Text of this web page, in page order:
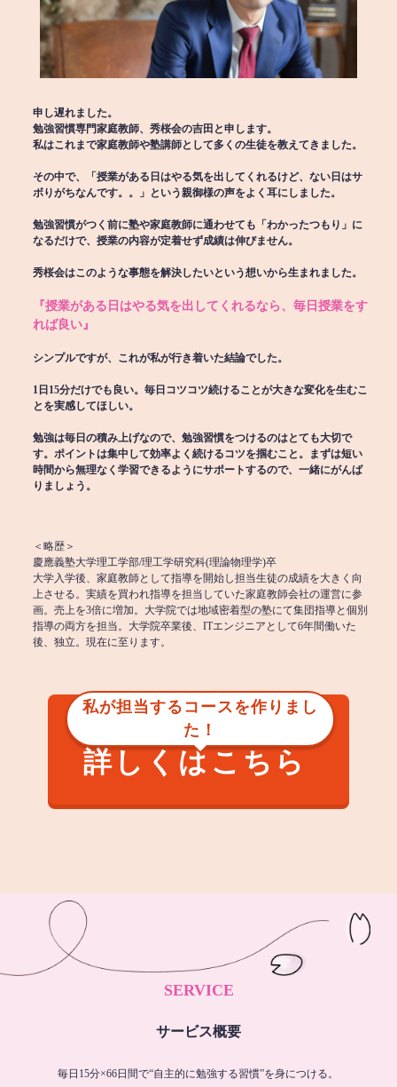
申し遅れました。
勉強習慣専門家庭教師、秀桜会の吉田と申します。
私はこれまで家庭教師や塾講師として多くの生徒を教えてきました。
その中で、「授業がある日はやる気を出してくれるけど、ない日はサ
ボりがちなんです。。」という親御様の声をよく耳にしました。
勉強習慣がつく前に塾や家庭教師に通わせても「わかったつもり」に
なるだけで、授業の内容が定着せず成績は伸びません。
秀桜会はこのような事態を解決したいという想いから生まれました。
『授業がある日はやる気を出してくれるなら、毎日授業をす
れば良い』
シンプルですが、これが私が行き着いた結論でした。
1日15分だけでも良い。毎日コツコツ続けることが大きな変化を生むこ
とを実感してほしい。
勉強は毎日の積み上げなので、勉強習慣をつけるのはとても大切で
す。ポイントは集中して効率よく続けるコツを掴むこと。まずは短い
時間から無理なく学習できるようにサポートするので、一緒にがんば
りましょう。
＜略歴＞
慶應義塾大学理工学部/理工学研究科(理論物理学)卒
大学入学後、家庭教師として指導を開始し担当生徒の成績を大きく向
上させる。実績を買われ指導を担当していた家庭教師会社の運営に参
画。売上を3倍に増加。大学院では地域密着型の塾にて集団指導と個別
指導の両方を担当。大学院卒業後、ITエンジニアとして6年間働いた
後、独立。現在に至ります。
私が担当するコースを作りまし
た！
詳しくはこちら
SERVICE
サービス概要
毎日15分×66日間で“自主的に勉強する習慣”を身につける。